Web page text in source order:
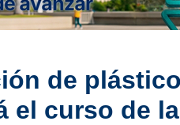
de plástico
el curso de